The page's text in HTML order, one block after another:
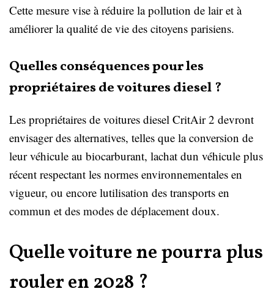
Cette mesure vise à réduire la pollution de lair et à
améliorer la qualité de vie des citoyens parisiens.
Quelles conséquences pour les
propriétaires de voitures diesel ?
Les propriétaires de voitures diesel CritAir 2 devront
envisager des alternatives, telles que la conversion de
leur véhicule au biocarburant, lachat dun véhicule plus
récent respectant les normes environnementales en
vigueur, ou encore lutilisation des transports en
commun et des modes de déplacement doux.
Quelle voiture ne pourra plus
rouler en 2028 ?